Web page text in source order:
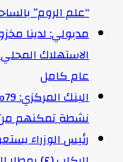
“علم الروم”
مدبولي: لدينا
الاستهلاك
عام كامل
نشطة تمكنهم من
رئيس الوزراء